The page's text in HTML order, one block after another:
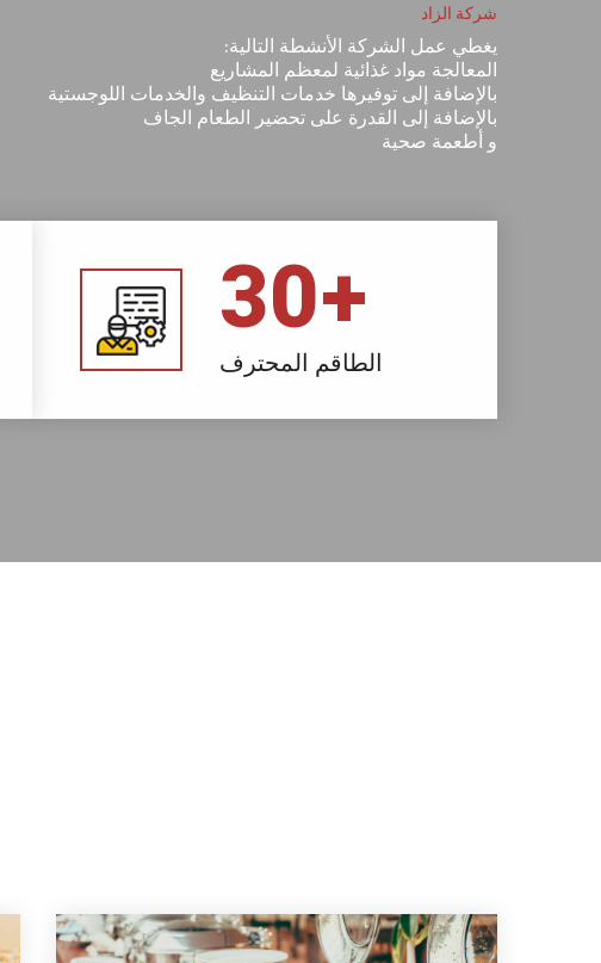
شركة الزاد
يغطي عمل الشركة الأنشطة التالية:
المعالجة مواد غذائية لمعظم المشاريع
بالإضافة إلى توفيرها خدمات التنظيف والخدمات اللوجستية
بالإضافة إلى القدرة على تحضير الطعام الجاف
و أطعمة صحية
+
30
الطاقم المحترف